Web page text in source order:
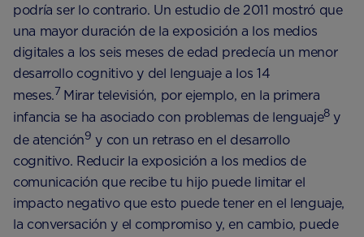
podría ser lo contrario. Un estudio de 2011 mostró que
una mayor duración de la exposición a los medios
digitales a los seis meses de edad predecía un menor
desarrollo cognitivo y del lenguaje a los 14
meses.7 Mirar televisión, por ejemplo, en la primera
infancia se ha asociado con problemas de lenguaje8 y
de atención9 y con un retraso en el desarrollo
cognitivo. Reducir la exposición a los medios de
comunicación que recibe tu hijo puede limitar el
impacto negativo que esto puede tener en el lenguaje,
la conversación y el compromiso y, en cambio, puede